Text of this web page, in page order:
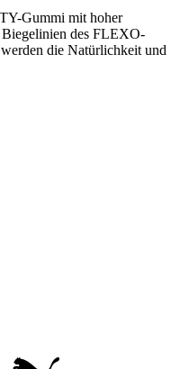
Gummi mit hoher
des FLEXO-
die Natürlichkeit und